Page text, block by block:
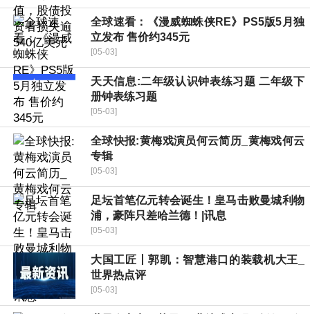
全球速看：《漫威蜘蛛侠RE》PS5版5月独
立发布 售价约345元
[05-03]
天天信息:二年级认识钟表练习题 二年级下
册钟表练习题
[05-03]
全球快报:黄梅戏演员何云简历_黄梅戏何云
专辑
[05-03]
足坛首笔亿元转会诞生！皇马击败曼城利物
浦，豪阵只差哈兰德！|讯息
[05-03]
大国工匠丨郭凯：智慧港口的装载机大王_
世界热点评
[05-03]